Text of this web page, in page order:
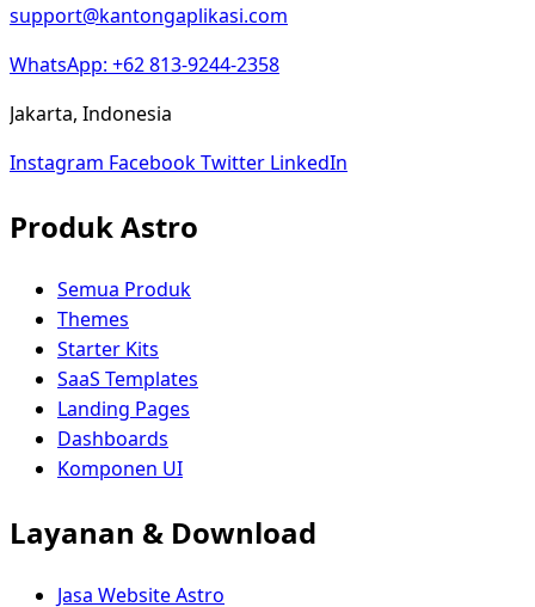
support@kantongaplikasi.com
WhatsApp: +62 813-9244-2358
Jakarta, Indonesia
Instagram FacebookTwitter LinkedIn
Produk Astro
Semua Produk
Themes
Starter Kits
SaaS Templates
Landing Pages
Dashboards
Komponen UI
Layanan & Download
Jasa Website Astro